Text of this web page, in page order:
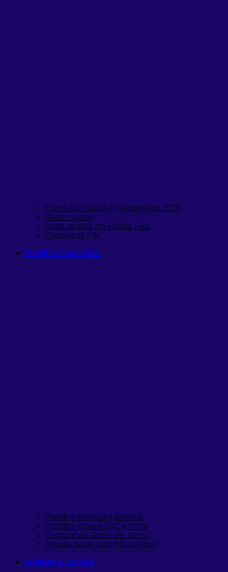
Ebook Da Meta Ao Investimento 2026
Onde investir
Onde investir em Renda Fixa
Carteira de FIIs
Planilhas financeiras
Planilha financeira pessoal
Planilha Tabela SAC x Price
Comprar ou alugar um carro?
Simulação de patrimônio futuro
Análises e Estudos